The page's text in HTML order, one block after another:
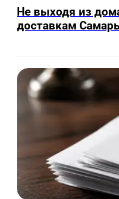
Не выходя из
доставкам